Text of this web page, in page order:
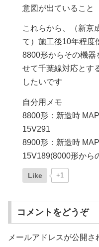
意図が出ていること
これらから、（新
て）施工後10年程度
8800形からその機器
せて千葉線対応とす
したいです
自分用メモ
8800形：新造時
15V291
8900形：新造時
15V189(8000形から
Like +1
コメントをどうぞ
メールアドレスが公開さ